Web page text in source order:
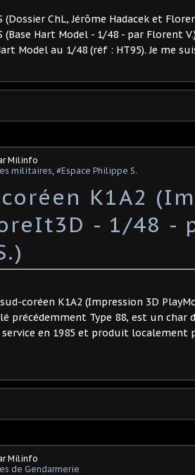
(Dossier ChL, Jérôme Hadacek et
(Base Hart Model - 1/48 - par Florent
Model au 1/48 (réf : HT95). Je me
Milinfo
militaires, #Espace Philippe S.
K1A2
- 1/48 -
coréen K1A2 (Impression 3D
précédemment Type 88, est un char
en 1985 et produit localement
Milinfo
de Gendarmerie